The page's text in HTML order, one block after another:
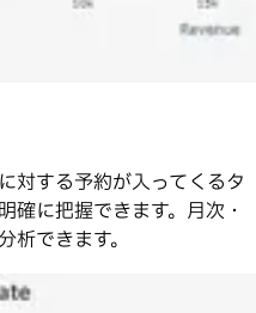
対する予約が入ってくるタ
確に把握できます。月次・
できます。